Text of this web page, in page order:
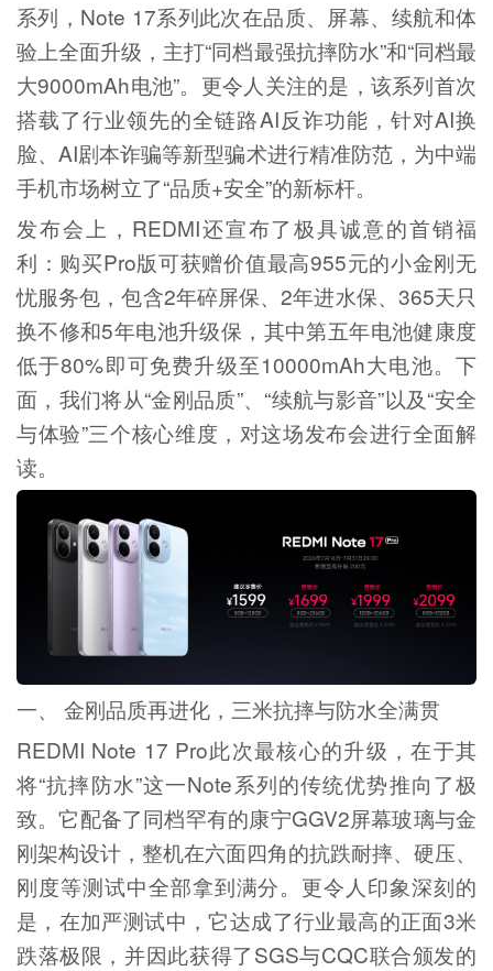
系列，Note 17系列此次在品质、屏幕、续航和体
验上全面升级，主打“同档最强抗摔防水”和“同档最
大9000mAh电池”。更令人关注的是，该系列首次
搭载了行业领先的全链路AI反诈功能，针对AI换
脸、AI剧本诈骗等新型骗术进行精准防范，为中端
手机市场树立了“品质+安全”的新标杆。
发布会上，REDMI还宣布了极具诚意的首销福
利：购买Pro版可获赠价值最高955元的小金刚无
忧服务包，包含2年碎屏保、2年进水保、365天只
换不修和5年电池升级保，其中第五年电池健康度
低于80%即可免费升级至10000mAh大电池。下
面，我们将从“金刚品质”、“续航与影音”以及“安全
与体验”三个核心维度，对这场发布会进行全面解
读。
一、 金刚品质再进化，三米抗摔与防水全满贯
REDMI Note 17 Pro此次最核心的升级，在于其
将“抗摔防水”这一Note系列的传统优势推向了极
致。它配备了同档罕有的康宁GGV2屏幕玻璃与金
刚架构设计，整机在六面四角的抗跌耐摔、硬压、
刚度等测试中全部拿到满分。更令人印象深刻的
是，在加严测试中，它达成了行业最高的正面3米
跌落极限，并因此获得了SGS与CQC联合颁发的